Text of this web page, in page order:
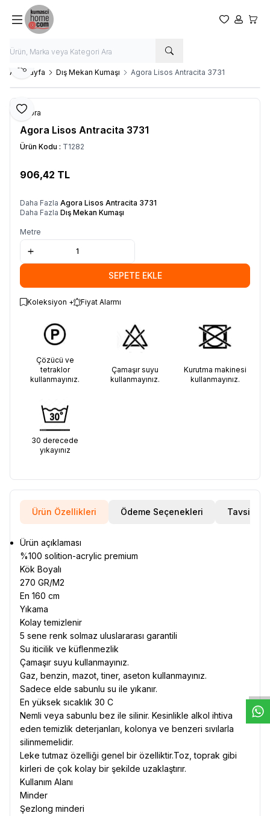
Favorilerim
Hesabım
Ana Sayfa Dış Mekan Kumaşı Agora Lisos Antracita 3731
Favoriye Ekle
Paylaş
Agora
Agora Lisos Antracita 3731
Ürün Kodu : T1282
906,42 TL
Daha Fazla Agora Lisos Antracita 3731
Daha Fazla Dış Mekan Kumaşı
Metre
SEPETE EKLE
Koleksiyon + Fiyat Alarmı
Çözücü ve
tetraklor
kullanmayınız.
Çamaşır suyu
kullanmayınız.
Kurutma makinesi
kullanmayınız.
30 derecede
yıkayınız
Ürün Özellikleri Ödeme Seçenekleri Tavsiye Et
Ürün açıklaması
%100 solition-acrylic premium
Kök Boyalı
270 GR/M2
En 160 cm
Yıkama
Kolay temizlenir
5 sene renk solmaz uluslararası garantili
Su iticilik ve küflenmezlik
Çamaşır suyu kullanmayınız.
Gaz, benzin, mazot, tiner, aseton kullanmayınız.
Sadece elde sabunlu su ile yıkanır.
En yüksek sıcaklık 30 C
Nemli veya sabunlu bez ile silinir. Kesinlikle alkol ihtiva
eden temizlik deterjanları, kolonya ve benzeri sıvılarla
silinmemelidir.
Leke tutmaz özelliği genel bir özelliktir.Toz, toprak gibi
kirleri de çok kolay bir şekilde uzaklaştırır.
Kullanım Alanı
Minder
Şezlong minderi